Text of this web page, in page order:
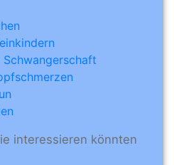
interessieren könnten